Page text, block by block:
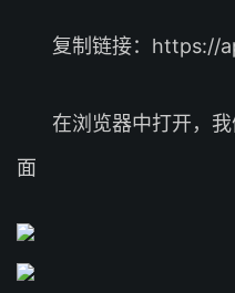
复制链接：https://
在浏览器中打开，
面